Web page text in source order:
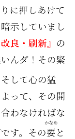
に押しあけて
示していまし
良・刷新』 の
んダ！その緊
して心の猛
って、その開
わなければな
す。その要
かなめ
と